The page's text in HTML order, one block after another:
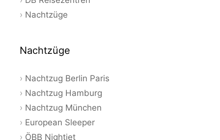
Nachtzüge
Nachtzüge
Nachtzug Berlin Paris
Nachtzug Hamburg
Nachtzug München
European Sleeper
ÖBB Nightjet